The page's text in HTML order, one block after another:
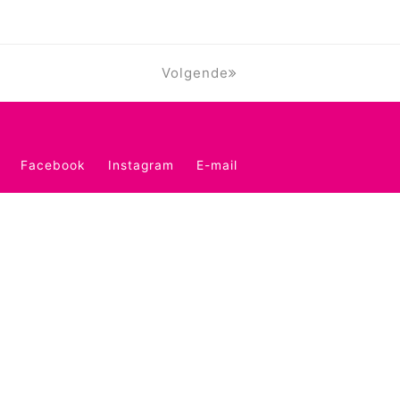
Volgende
Facebook Instagram E-mail